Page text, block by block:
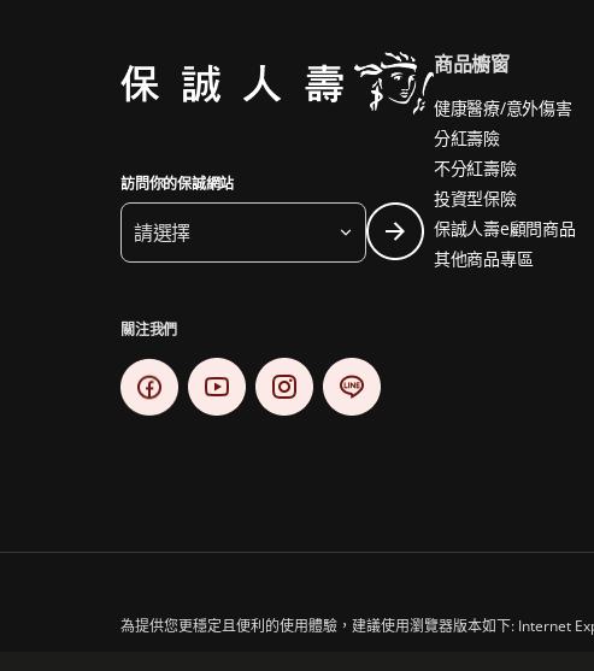
訪問你的保誠網站
請選擇
關注我們
商品櫥窗
健康醫療/意外傷害
分紅壽險
不分紅壽險
投資型保險
保誠人壽e顧問商品
其他商品專區
為提供您更穩定且便利的使用體驗，建議使用瀏覽器版本如下: Internet